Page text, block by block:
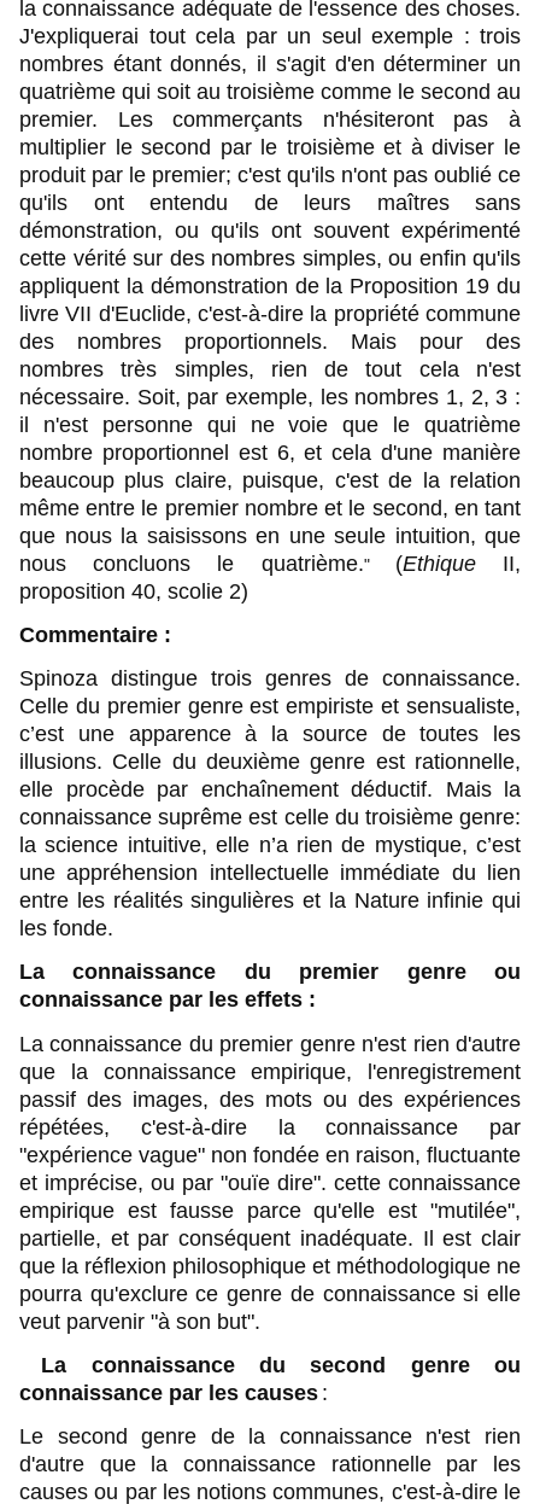
la connaissance adéquate de l'essence des choses.
J'expliquerai tout cela par un seul exemple : trois
nombres étant donnés, il s'agit d'en déterminer un
quatrième qui soit au troisième comme le second au
premier. Les commerçants n'hésiteront pas à
multiplier le second par le troisième et à diviser le
produit par le premier; c'est qu'ils n'ont pas oublié ce
qu'ils ont entendu de leurs maîtres sans
démonstration, ou qu'ils ont souvent expérimenté
cette vérité sur des nombres simples, ou enfin qu'ils
appliquent la démonstration de la Proposition 19 du
livre VII d'Euclide, c'est-à-dire la propriété commune
des nombres proportionnels. Mais pour des
nombres très simples, rien de tout cela n'est
nécessaire. Soit, par exemple, les nombres 1, 2, 3 :
il n'est personne qui ne voie que le quatrième
nombre proportionnel est 6, et cela d'une manière
beaucoup plus claire, puisque, c'est de la relation
même entre le premier nombre et le second, en tant
que nous la saisissons en une seule intuition, que
nous concluons le quatrième." (EthiqueII,
proposition 40, scolie 2)
Commentaire :
Spinoza distingue trois genres de connaissance.
Celle du premier genre est empiriste et sensualiste,
c’est une apparence à la source de toutes les
illusions. Celle du deuxième genre est rationnelle,
elle procède par enchaînement déductif. Mais la
connaissance suprême est celle du troisième genre:
la science intuitive, elle n’a rien de mystique, c’est
une appréhension intellectuelle immédiate du lien
entre les réalités singulières et la Nature infinie qui
les fonde.
La connaissance du premier genre ou
connaissance par les effets :
La connaissance du premier genre n'est rien d'autre
que la connaissance empirique, l'enregistrement
passif des images, des mots ou des expériences
répétées, c'est-à-dire la connaissance par
"expérience vague" non fondée en raison, fluctuante
et imprécise, ou par "ouïe dire". cette connaissance
empirique est fausse parce qu'elle est "mutilée",
partielle, et par conséquent inadéquate. Il est clair
que la réflexion philosophique et méthodologique ne
pourra qu'exclure ce genre de connaissance si elle
veut parvenir "à son but".
La connaissance du second genre ou
connaissance par les causes :
Le second genre de la connaissance n'est rien
d'autre que la connaissance rationnelle par les
causes ou par les notions communes, c'est-à-dire le